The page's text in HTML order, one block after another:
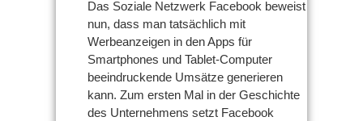
Das Soziale Netzwerk Facebook beweist
nun, dass man tatsächlich mit
Werbeanzeigen in den Apps für
Smartphones und Tablet-Computer
beeindruckende Umsätze generieren
kann. Zum ersten Mal in der Geschichte
des Unternehmens setzt Facebook